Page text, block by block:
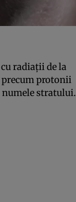
radiaţii de la
precum protonii
numele stratului.